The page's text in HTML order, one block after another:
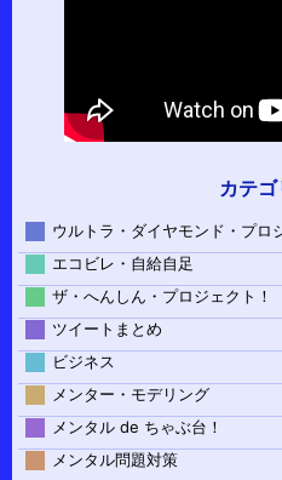
カテゴ
ウルトラ・ダイヤモンド・プロ
エコビレ・自給自足
ザ・へんしん・プロジェクト！
ツイートまとめ
ビジネス
メンター・モデリング
メンタル de ちゃぶ台！
メンタル問題対策